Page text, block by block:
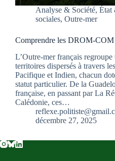
Analyse & Société, État
sociales, Outre-mer
Comprendre les DROM-COM
L’Outre-mer français regroupe
territoires dispersés à travers
Pacifique et Indien, chacun
statut particulier. De la
française, en passant par La
Calédonie, ces…
décembre 27, 2025